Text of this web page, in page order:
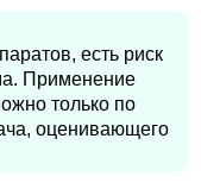
есть риск
Применение
только по
оценивающего